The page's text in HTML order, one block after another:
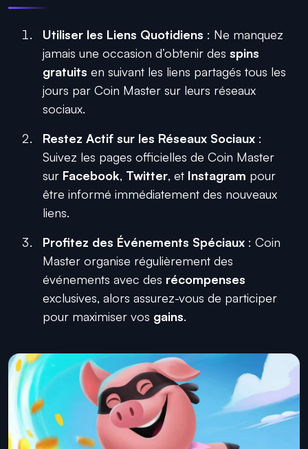
Utiliser les Liens Quotidiens : Ne manquez
jamais une occasion d’obtenir des spins
gratuits en suivant les liens partagés tous les
jours par Coin Master sur leurs réseaux
sociaux.
Restez Actif sur les Réseaux Sociaux :
Suivez les pages officielles de Coin Master
sur Facebook, Twitter, et Instagram pour
être informé immédiatement des nouveaux
liens.
Profitez des Événements Spéciaux : Coin
Master organise régulièrement des
événements avec des récompenses
exclusives, alors assurez-vous de participer
pour maximiser vos gains.